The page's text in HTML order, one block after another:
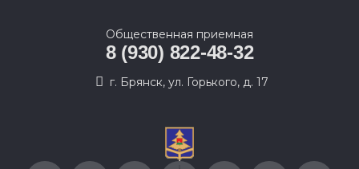
Общественная приемная
8 (930) 822-48-32
г. Брянск, ул. Горького, д. 17